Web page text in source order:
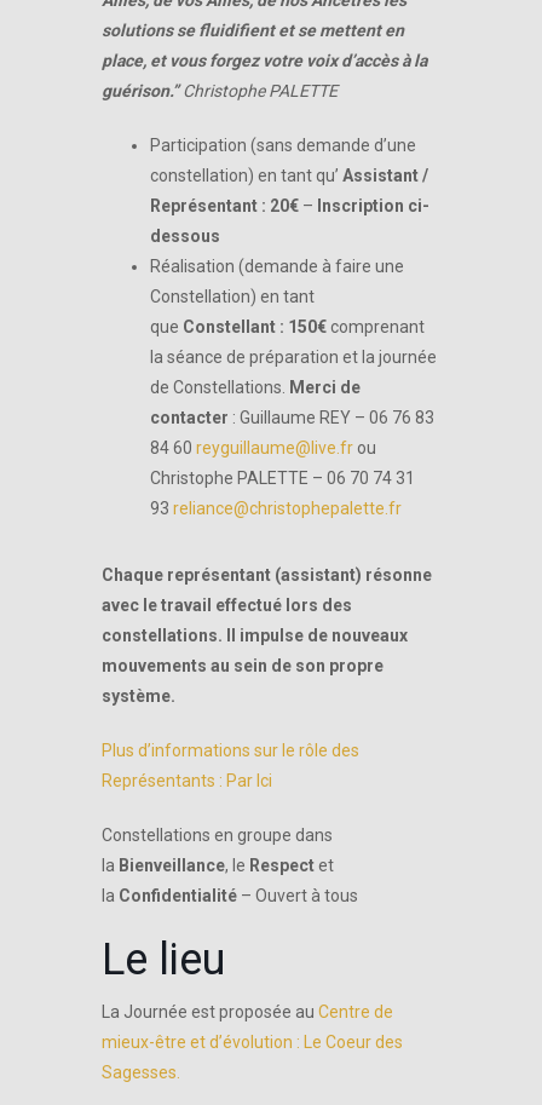
solutions se fluidifient et se mettent en
place, et vous forgez votre voix d’accès à la
guérison.”Christophe PALETTE
Participation (sans demande d’une
constellation) en tant qu’ Assistant /
Représentant : 20€ – Inscription ci-
dessous
Réalisation (demande à faire une
Constellation) en tant
que Constellant : 150€ comprenant
la séance de préparation et la journée
de Constellations.
Merci de
contacter : Guillaume REY – 06 76 83
84 60 reyguillaume@live.fr ou
Christophe PALETTE – 06 70 74 31
93 reliance@christophepalette.fr
Chaque représentant (assistant) résonne
avec le travail effectué lors des
constellations.
Il impulse de nouveaux
mouvements au sein de son propre
système.
Plus d’informations sur le rôle des
Représentants : Par Ici
Constellations en groupe dans
la Bienveillance, le Respectet
la Confidentialité – Ouvert à tous
Le lieu
La Journée est proposée au Centre de
mieux-être et d’évolution : Le Coeur des
Sagesses.